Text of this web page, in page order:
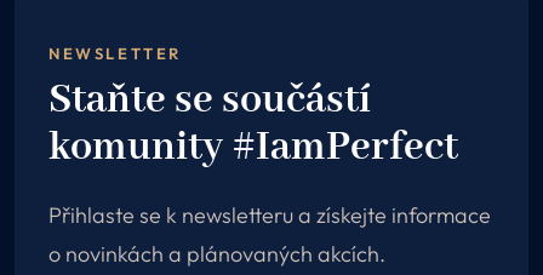
NEWSLETTER
Staňte se součástí
komunity #IamPerfect
Přihlaste se k newsletteru a získejte informace
o novinkách a plánovaných akcích.